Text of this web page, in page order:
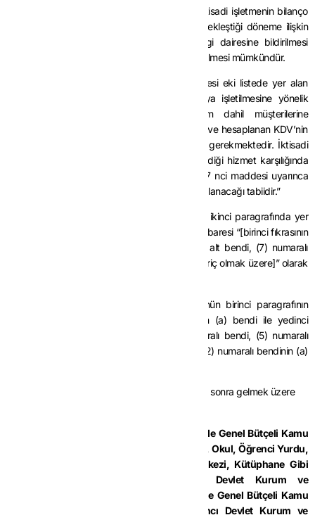
teçhizat ile yazılım ve gayri maddi hakların iktisadi işletmenin bilanço
veya aktifine kaydedilerek satın almanın gerçekleştiği döneme ilişkin
KDV beyannamesi verme süresi içinde vergi dairesine bildirilmesi
halinde iktisadi işletme adına istisna belgesi verilmesi mümkündür.
İktisadi işletme tarafından yatırım teşvik belgesi eki listede yer alan
makine-teçhizat ve araçların kiralanması veya işletilmesine yönelik
olarak bünyesinde bulunduğu ilgili kurum dahil müşterilerine
düzenleyeceği faturalarda KDV hesaplanması ve hesaplanan KDV’nin
1 No.lu KDV Beyannamesi ile beyan edilmesi gerekmektedir. İktisadi
işletmenin bünyesinde bulunduğu kuruma verdiği hizmet karşılığında
n 27 nci maddesi uyarınca
belirlenecek emsal bedel üzerinden KDV hesaplanacağı tabiidir.”
Aynı Tebliğin (II/D-2.) bölümünün ikinci paragrafında yer
alan “(5/a ve 7 nci fıkraları hariç olmak üzere)” ibaresi “[birinci fıkrasının
(3) numaralı bendi, (5) numaralı bendinin (a) alt bendi, (7) numaralı
bendi ile (12) numaralı bendinin (a) alt bendi hariç olmak üzere]” olarak
Aynı Tebliğin (II/D-2.1.) bölümünün birinci paragrafının
ikinci cümlesinde yer alan “beşinci fıkrasının (a) bendi ile yedinci
fıkrasında” ibaresi “birinci fıkrasının (3) numaralı bendi, (5) numaralı
bendinin (a) alt bendi, (7) numaralı bendi ile (12) numaralı bendinin (a)
Aynı Tebliğin (II/E-12.) bölümünden sonra gelmek üzere
13. Afet Bölgesi Olarak Kabul Edilen Yerlerde Genel Bütçeli Kamu
İdarelerine Bağışlanmak Üzere Konut, İş Yeri, Okul, Öğrenci Yurdu,
Hastane, İbadethane, Kültür ve Sanat Merkezi, Kütüphane Gibi
Taşınmazların İnşasına İlişkin Yabancı Devlet Kurum ve
Kuruluşlarına Yapılan Teslim ve Hizmetler ile Genel Bütçeli Kamu
İdarelerine Bağışlanacak Konutların Yabancı Devlet Kurum ve